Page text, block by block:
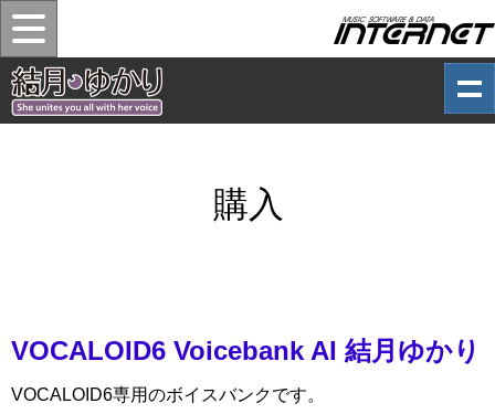
購入
VOCALOID6 Voicebank AI 結月ゆかり
VOCALOID6専用のボイスバンクです。